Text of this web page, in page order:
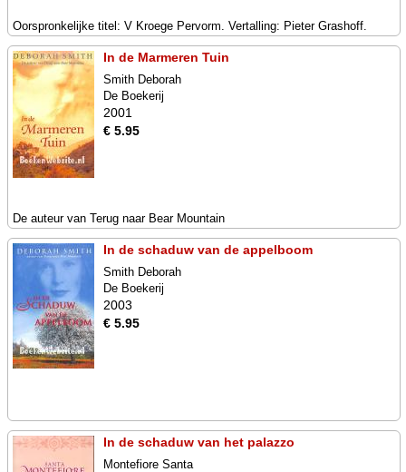
Oorspronkelijke titel: V Kroege Pervorm. Vertalling: Pieter Grashoff.
In de Marmeren Tuin
Smith Deborah
De Boekerij
2001
€ 5.95
De auteur van Terug naar Bear Mountain
In de schaduw van de appelboom
Smith Deborah
De Boekerij
2003
€ 5.95
In de schaduw van het palazzo
Montefiore Santa